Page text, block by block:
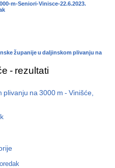
m-Seniori-Vinisce-22.6.2023.
županije u daljinskom plivanju na
- rezultati
plivanju na 3000 m - Vinišće,